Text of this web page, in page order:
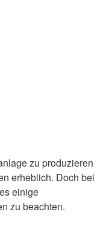
zu produzieren
erheblich. Doch bei
einige
zu beachten.